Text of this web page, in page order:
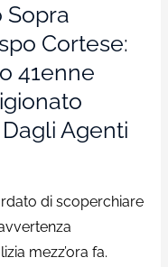
Sopra
Cortese:
41enne
Agenti
di scoperchiare
mezz’ora fa.